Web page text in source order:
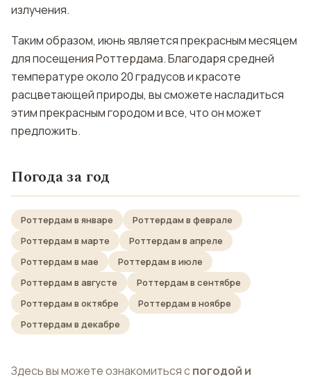
излучения.
Таким образом, июнь является прекрасным месяцем
для посещения Роттердама. Благодаря средней
температуре около 20 градусов и красоте
расцветающей природы, вы сможете насладиться
этим прекрасным городом и все, что он может
предложить.
Погода за год
Роттердам в январе
Роттердам в феврале
Роттердам в марте
Роттердам в апреле
Роттердам в мае
Роттердам в июле
Роттердам в августе
Роттердам в сентябре
Роттердам в октябре
Роттердам в ноябре
Роттердам в декабре
Здесь вы можете ознакомиться спогодой и